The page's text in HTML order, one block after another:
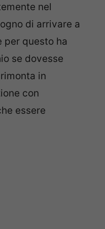
nel
di arrivare a
per questo ha
se dovesse
in
con
essere